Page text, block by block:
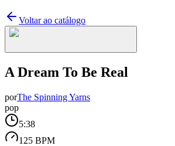
Voltar ao catálogo
A Dream To Be Real
porThe Spinning Yarns
pop
5:38
125 BPM